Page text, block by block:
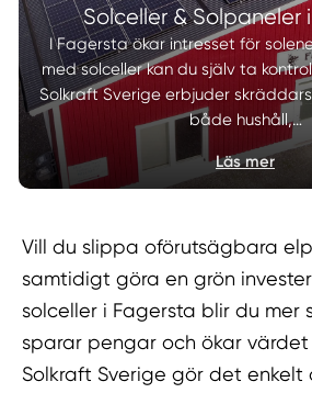
Solceller & Solpaneler
I Fagersta ökar intresset för
med solceller kan du själv ta
Solkraft Sverige erbjuder
både hushåll,…
Läs mer
Vill du slippa oförutsägbara
samtidigt göra en grön
solceller i Fagersta blir du mer
sparar pengar och ökar
Solkraft Sverige gör det